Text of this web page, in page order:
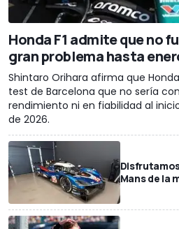
Honda F1 admite que no
gran problema hasta
Shintaro Orihara afirma que
test de Barcelona que no sería
rendimiento ni en fiabilidad al
de 2026.
Mans de la